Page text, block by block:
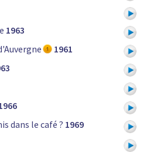
1963
1961
dans le café ? 1969